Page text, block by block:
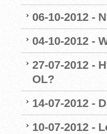
06-10-2012 -
04-10-2012 -
27-07-2012 -
OL?
14-07-2012 -
10-07-2012 -